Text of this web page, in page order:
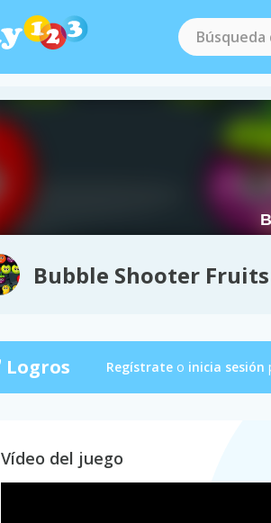
Bubble Shooter Fruits
Logros Regístrate o inicia sesión
Vídeo del juego